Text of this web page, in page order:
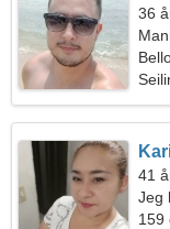
36
41
Jeg
159